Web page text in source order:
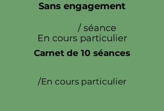
Sans engagement
/ séance
En cours particulier
Carnet de 10 séances
/En cours particulier